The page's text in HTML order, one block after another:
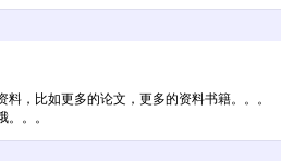
，比如更多的论文，更多的资料书籍。。。
。。